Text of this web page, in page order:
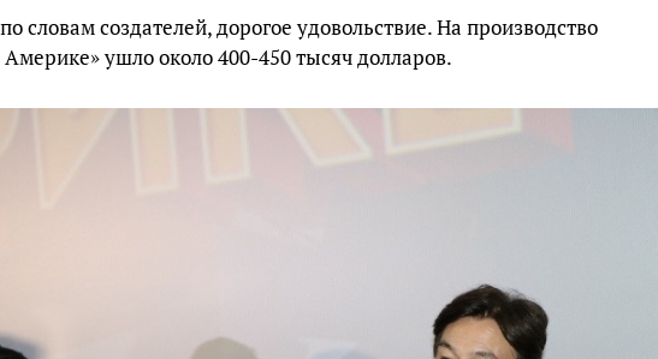
словам создателей, дорогое удовольствие. На производство
Америке» ушло около 400-450 тысяч долларов.